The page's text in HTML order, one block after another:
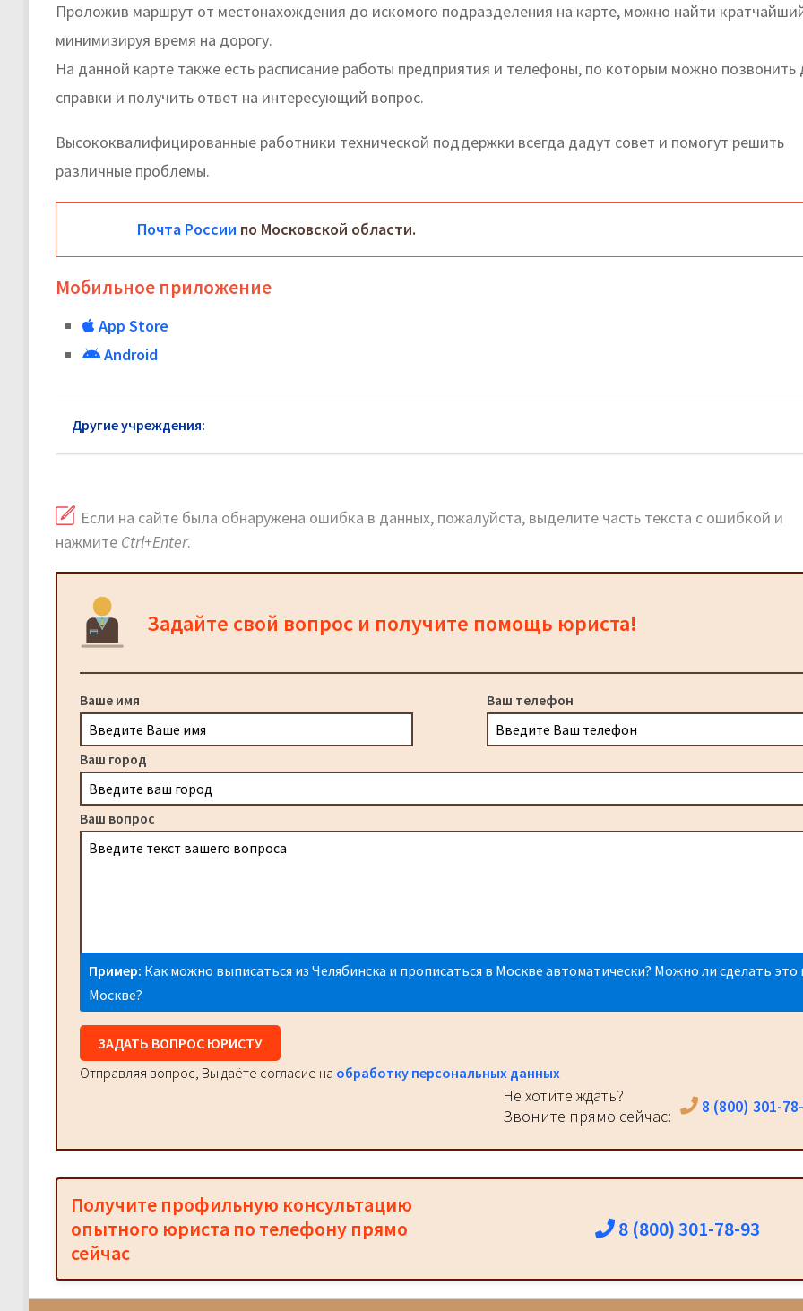
Проложив маршрут от местонахождения до искомого подразделения на карте, можно найти
минимизируя время на дорогу.
На данной карте также есть расписание работы предприятия и телефоны, по которым можно позвонить
справки и получить ответ на интересующий вопрос.
Высококвалифицированные работники технической поддержки всегда дадут совет и помогут решить
различные проблемы.
Почта России по Московской области.
Мобильное приложение
App Store
Android
Другие учреждения:
Если на сайте была обнаружена ошибка в данных, пожалуйста, выделите часть текста с ошибкой и
нажмите Ctrl+Enter.
Задайте свой вопрос и получите помощь юриста!
Ваше имя Ваш телефон
Ваш город
Ваш вопрос
Пример: Как можно выписаться из Челябинска и прописаться в Москве автоматически? Можно ли сделать это
Москве?
ЗАДАТЬ ВОПРОС ЮРИСТУ
Отправляя вопрос, Вы даёте согласие на обработку персональных данных
Не хотите ждать?
Звоните прямо сейчас:
8 (800) 301-
Получите профильную консультацию
опытного юриста по телефону прямо
сейчас
8 (800) 301-78-93